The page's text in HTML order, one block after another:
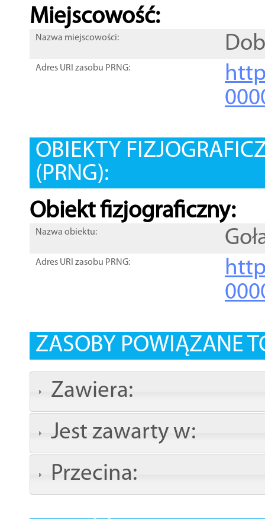
Miejscowość:
Nazwa miejscowości:
Adres URI zasobu PRNG:
OBIEKTY
(PRNG):
Obiekt fizjograficzny:
Nazwa obiektu:
Adres URI zasobu PRNG:
ZASOBY POWIĄZANE
Zawiera:
Jest zawarty w:
Przecina: